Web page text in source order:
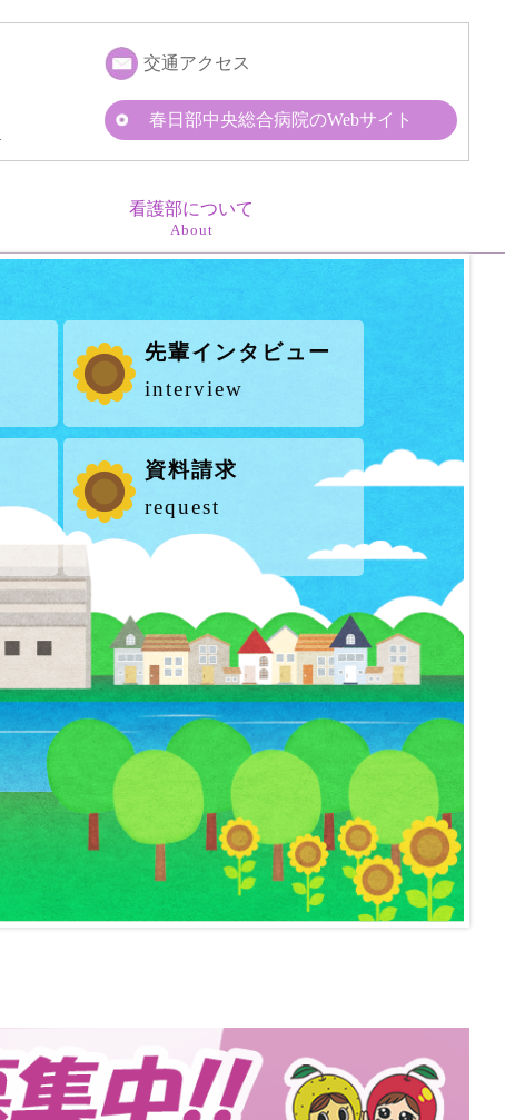
交通アクセス
春日部中央総合病院のWebサイト
看護部について
About
先輩インタビュー
interview
資料請求
request